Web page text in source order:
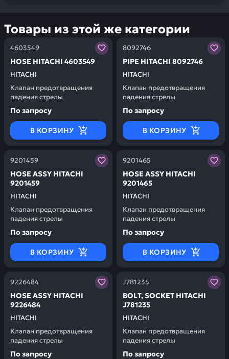
Товары из этой же категории
4603549
HITACHI
НОSЕ HITACHI 4603549
Клапан предотвращения
падения стрелы
Заказывая запчасти у нас, вы получаете гарантию
По запросу
В КОРЗИНУ
8092746
HITACHI
РIРЕ HITACHI 8092746
Клапан предотвращения
падения стрелы
Заказывая запчасти у
По запросу
В КОРЗИНУ
9201459
HITACHI
НОSЕ АSSY HITACHI
9201459
Клапан предотвращения
падения стрелы
Заказывая запчасти у нас, вы получаете гарантию
По запросу
В КОРЗИНУ
9201465
HITACHI
НОSЕ АSSY HITACHI
9201465
Клапан предотвращения
падения стрелы
Заказывая запчасти у
По запросу
В КОРЗИНУ
9226484
HITACHI
НОSЕ АSSY HITACHI
9226484
Клапан предотвращения
падения стрелы
Заказывая запчасти у нас, вы получаете гарантию
По запросу
J781235
HITACHI
ВОLТ, SОСКЕТ HITACHI
J781235
Клапан предотвращения
падения стрелы
Заказывая запчасти у
По запросу